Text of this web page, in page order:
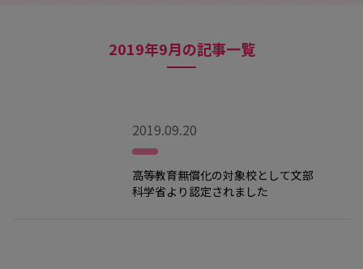
2019年9月の記事一覧
2019.09.20
高等教育無償化の対象校として文部
科学省より認定されました